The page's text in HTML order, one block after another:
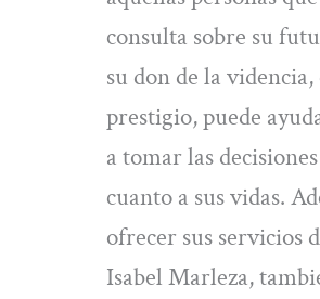
consulta sobre su
su don de la
prestigio, puede
a tomar las
cuanto a sus vidas.
ofrecer sus servicios
Isabel Marleza,